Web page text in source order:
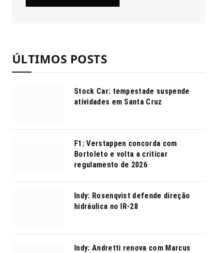
ÚLTIMOS POSTS
Stock Car: tempestade suspende
atividades em Santa Cruz
F1: Verstappen concorda com
Bortoleto e volta a criticar
regulamento de 2026
Indy: Rosenqvist defende direção
hidráulica no IR-28
Indy: Andretti renova com Marcus